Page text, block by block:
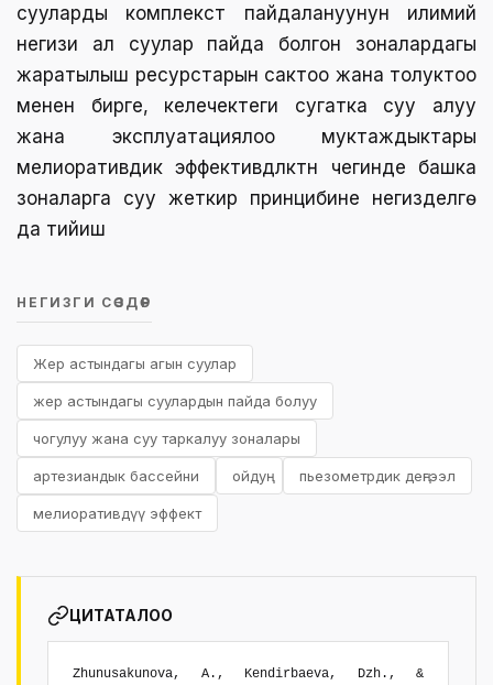
сууларды комплекстүү пайдалануунун илимий
негизи ал суулар пайда болгон зоналардагы
жаратылыш ресурстарын сактоо жана толуктоо
менен бирге, келечектеги сугатка суу алуу
жана эксплуатациялоо муктаждыктары
мелиоративдик эффективдүүлүктүн чегинде башка
зоналарга суу жеткирүү принцибине негизделүүгө
да тийиш
НЕГИЗГИ СӨЗДӨР
Жер астындагы агын суулар
жер астындагы суулардын пайда болуу
чогулуу жана суу таркалуу зоналары
артезиандык бассейни ойдуң пьезометрдик деңгээл
мелиоративдүү эффект
ЦИТАТАЛОО
Zhunusakunova, A., Kendirbaeva, Dzh., &